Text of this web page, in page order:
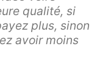
qualité, si
plus, sinon
avoir moins